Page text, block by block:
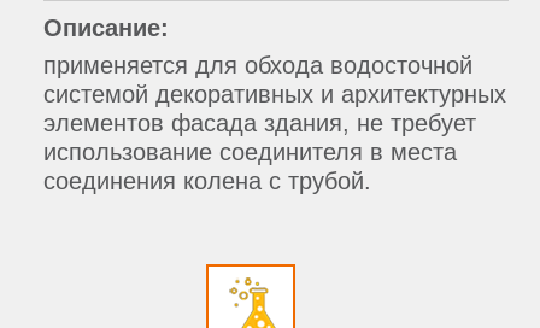
Описание:
применяется для обхода водосточной
системой декоративных и архитектурных
элементов фасада здания, не требует
использование соединителя в места
соединения колена с трубой.